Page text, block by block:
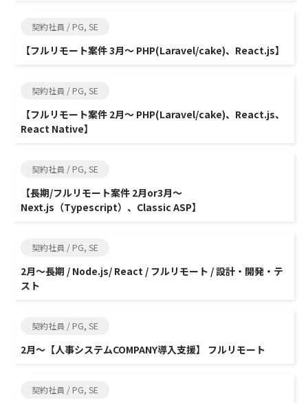
契約社員 / PG, SE
【フルリモート案件 3月～ PHP(Laravel/cake)、React.js】
契約社員 / PG, SE
【フルリモート案件 2月～ PHP(Laravel/cake)、React.js、
React Native】
契約社員 / PG, SE
【長期/フルリモート案件 2月or3月～
Next.js（Typescript）、Classic ASP】
契約社員 / PG, SE
2月～長期 / Node.js/ React / フルリモート / 設計・開発・テ
スト
契約社員 / PG, SE
2月～【人事システムCOMPANY導入支援】 フルリモート
契約社員 / PG, SE